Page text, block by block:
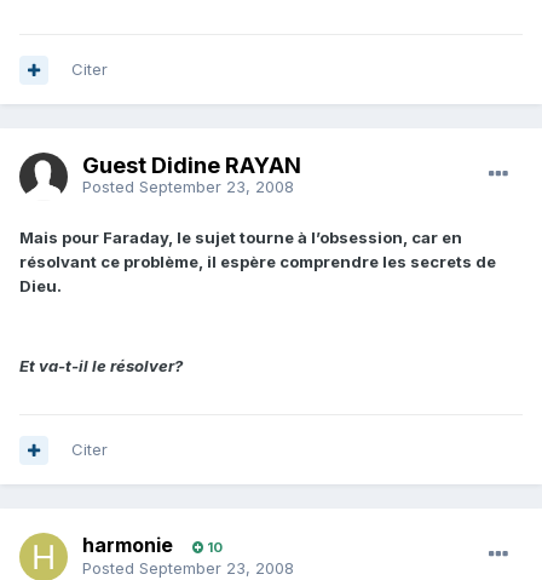
Citer
Guest Didine RAYAN
Posted September 23, 2008
Mais pour Faraday, le sujet tourne à l’obsession, car en
résolvant ce problème, il espère comprendre les secrets de
Dieu.
Et va-t-il le résolver?
Citer
harmonie 10
Posted September 23, 2008